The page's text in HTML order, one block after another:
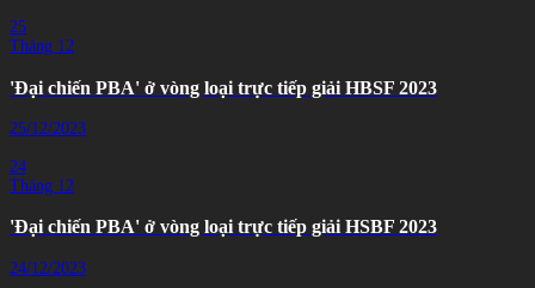
25
Tháng 12
'Đại chiến PBA' ở vòng loại trực tiếp giải HBSF 2023
25/12/2023
24
Tháng 12
'Đại chiến PBA' ở vòng loại trực tiếp giải HSBF 2023
24/12/2023